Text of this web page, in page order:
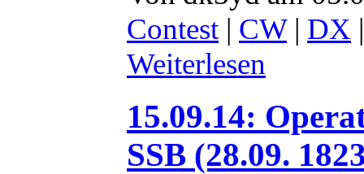
Contest | CW| DX
Weiterlesen
15.09.14:
SSB (28.09.